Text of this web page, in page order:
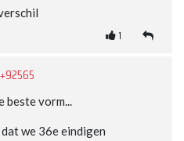
1
+92565
beste vorm...
we 36e eindigen